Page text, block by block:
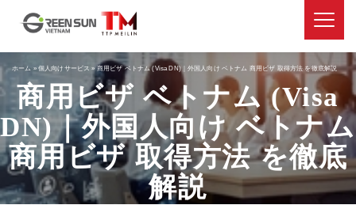
商用ビザ ベトナム (Visa
DN)｜外国人向け ベトナム
商用ビザ 取得方法 を徹底
解説
ホーム » 個人向けサービス »商用ビザ ベトナム (Visa DN)｜外国人向け ベトナム 商用ビザ 取得方法 を徹底解説